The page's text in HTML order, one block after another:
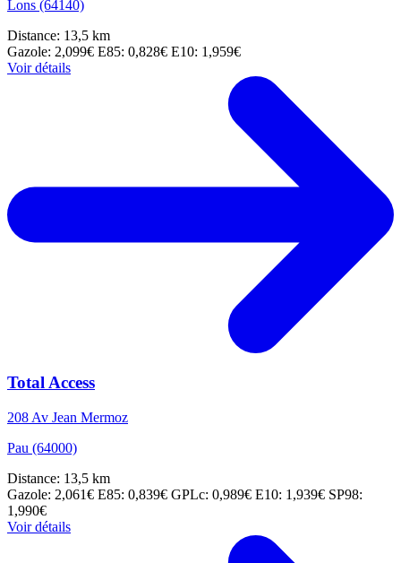
Lons (64140)
Distance: 13,5 km
Gazole: 2,099€ E85: 0,828€ E10: 1,959€
Voir détails
Total Access
208 Av Jean Mermoz
Pau (64000)
Distance: 13,5 km
Gazole: 2,061€ E85: 0,839€ GPLc: 0,989€ E10: 1,939€ SP98:
1,990€
Voir détails